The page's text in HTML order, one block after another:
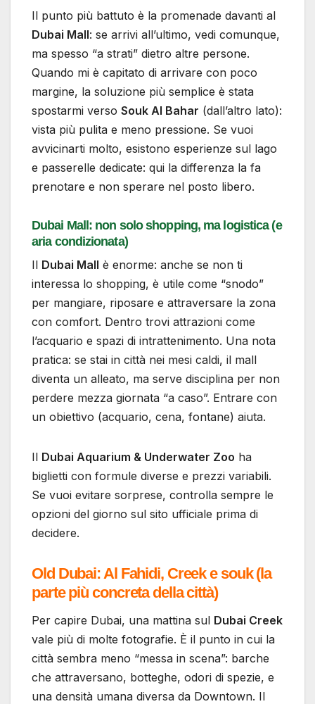
Il punto più battuto è la promenade davanti al
Dubai Mall: se arrivi all’ultimo, vedi comunque,
ma spesso “a strati” dietro altre persone.
Quando mi è capitato di arrivare con poco
margine, la soluzione più semplice è stata
spostarmi verso Souk Al Bahar (dall’altro lato):
vista più pulita e meno pressione. Se vuoi
avvicinarti molto, esistono esperienze sul lago
e passerelle dedicate: qui la differenza la fa
prenotare e non sperare nel posto libero.
Dubai Mall: non solo shopping, ma logistica (e
aria condizionata)
Il Dubai Mall è enorme: anche se non ti
interessa lo shopping, è utile come “snodo”
per mangiare, riposare e attraversare la zona
con comfort. Dentro trovi attrazioni come
l’acquario e spazi di intrattenimento. Una nota
pratica: se stai in città nei mesi caldi, il mall
diventa un alleato, ma serve disciplina per non
perdere mezza giornata “a caso”. Entrare con
un obiettivo (acquario, cena, fontane) aiuta.
Il Dubai Aquarium & Underwater Zoo ha
biglietti con formule diverse e prezzi variabili.
Se vuoi evitare sorprese, controlla sempre le
opzioni del giorno sul sito ufficiale prima di
decidere.
Old Dubai: Al Fahidi, Creek e souk (la
parte più concreta della città)
Per capire Dubai, una mattina sul Dubai Creek
vale più di molte fotografie. È il punto in cui la
città sembra meno “messa in scena”: barche
che attraversano, botteghe, odori di spezie, e
una densità umana diversa da Downtown. Il